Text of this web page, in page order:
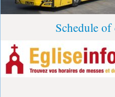
Schedule of